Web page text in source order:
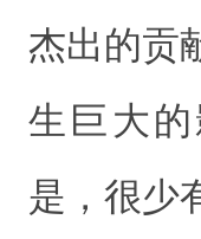
杰出的贡
生巨大
是，很少